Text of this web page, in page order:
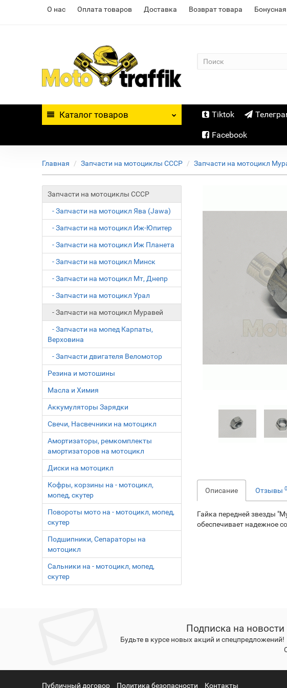
О нас Оплата товаров Доставка Возврат товара
Каталог товаров Tiktok
Facebook
Главная Запчасти на мотоциклы СССР Запчасти на мотоцикл
Запчасти на мотоциклы СССР
- Запчасти на мотоцикл Ява (Jawa)
- Запчасти на мотоцикл Иж-Юпитер
- Запчасти на мотоцикл Иж Планета
- Запчасти на мотоцикл Минск
- Запчасти на мотоцикл Мт, Днепр
- Запчасти на мотоцикл Урал
- Запчасти на мотоцикл Муравей
- Запчасти на мопед Карпаты,
Верховина
- Запчасти двигателя Веломотор
Резина и мотошины
Масла и Химия
Аккумуляторы Зарядки
Свечи, Насвечники на мотоцикл
Амортизаторы, ремкомплекты
амортизаторов на мотоцикл
Диски на мотоцикл
Кофры, корзины на - мотоцикл,
мопед, скутер
Повороты мото на - мотоцикл, мопед,
скутер
Подшипники, Сепараторы на
мотоцикл
Сальники на - мотоцикл, мопед,
скутер
Описание Отзывы 0
Гайка передней звезды
обеспечивает надежное
Подписка на новости
Будьте в курсе новых акций и спецпредложений!
Публичный договор Политика безопасности Контакты